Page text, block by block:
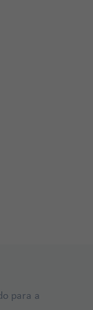
para a